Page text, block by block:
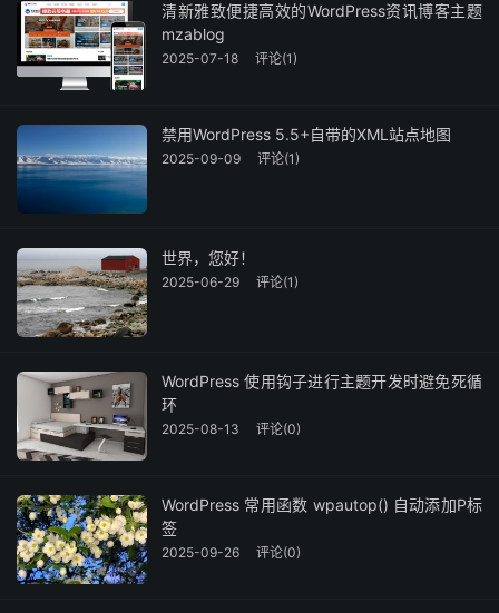
清新雅致便捷高效的WordPress资讯博客主题
mzablog
2025-07-18 评论(1)
禁用WordPress 5.5+自带的XML站点地图
2025-09-09 评论(1)
世界，您好！
2025-06-29 评论(1)
WordPress 使用钩子进行主题开发时避免死循
环
2025-08-13 评论(0)
WordPress 常用函数 wpautop() 自动添加P标
签
2025-09-26 评论(0)